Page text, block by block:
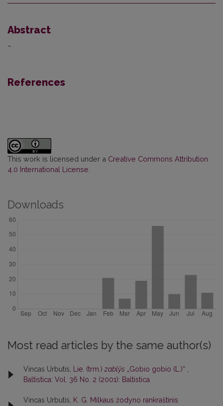
Abstract
–
References
This work is licensed under a Creative Commons Attribution
4.0 International License.
Downloads
Most read articles by the same author(s)
Vincas Urbutis, Lie. (trm.)zablỹs „Gobio gobio (L.)“ ,
Baltistica: Vol. 36 No. 2 (2001): Baltistica
Vincas Urbutis, K. G. Milkaus žodyno rankraštinis